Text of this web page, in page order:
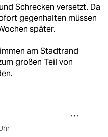
Schrecken versetzt. Da
gegenhalten müssen
später.
am Stadtrand
großen Teil von